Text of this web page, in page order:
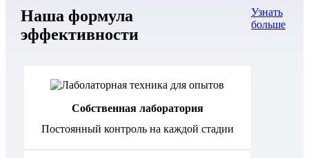
Наша формула
эффективности
Узнать
больше
Собственная лаборатория
Постоянный контроль на каждой стадии